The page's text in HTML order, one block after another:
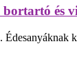
és
Édesanyáknak